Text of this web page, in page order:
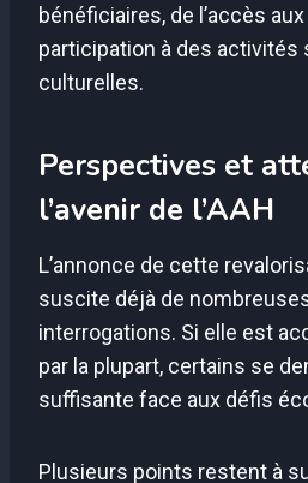
bénéficiaires, de l’accès
participation à des activités
culturelles.
Perspectives et
l’avenir de l’AAH
L’annonce de cette
suscite déjà de
interrogations. Si elle est
par la plupart, certains se
suffisante face aux défis
Plusieurs points restent à